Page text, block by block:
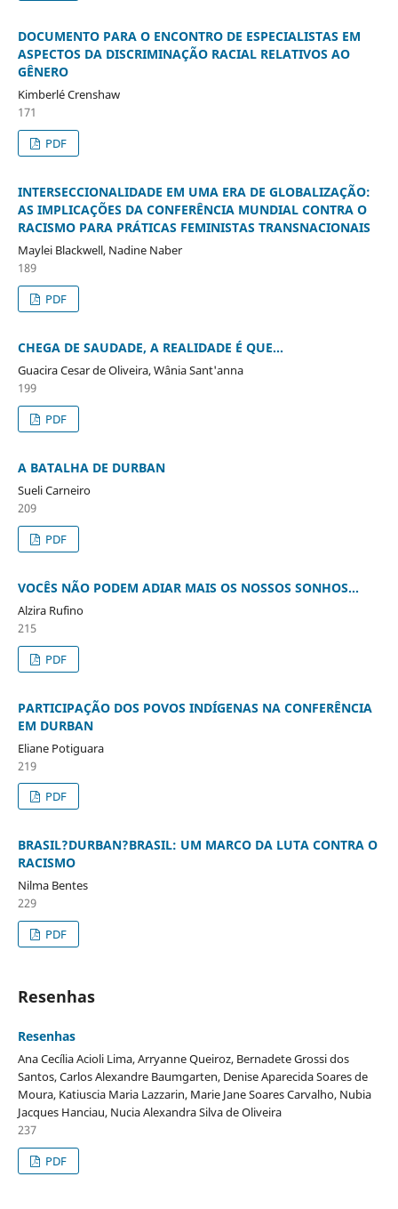
DOCUMENTO PARA O ENCONTRO DE ESPECIALISTAS EM
ASPECTOS DA DISCRIMINAÇÃO RACIAL RELATIVOS AO
GÊNERO
Kimberlé Crenshaw
171
PDF
INTERSECCIONALIDADE EM UMA ERA DE GLOBALIZAÇÃO:
AS IMPLICAÇÕES DA CONFERÊNCIA MUNDIAL CONTRA O
RACISMO PARA PRÁTICAS FEMINISTAS TRANSNACIONAIS
Maylei Blackwell, Nadine Naber
189
PDF
CHEGA DE SAUDADE, A REALIDADE É QUE...
Guacira Cesar de Oliveira, Wânia Sant'anna
199
PDF
A BATALHA DE DURBAN
Sueli Carneiro
209
PDF
VOCÊS NÃO PODEM ADIAR MAIS OS NOSSOS SONHOS...
Alzira Rufino
215
PDF
PARTICIPAÇÃO DOS POVOS INDÍGENAS NA CONFERÊNCIA
EM DURBAN
Eliane Potiguara
219
PDF
BRASIL?DURBAN?BRASIL: UM MARCO DA LUTA CONTRA O
RACISMO
Nilma Bentes
229
PDF
Resenhas
Resenhas
Ana Cecília Acioli Lima, Arryanne Queiroz, Bernadete Grossi dos
Santos, Carlos Alexandre Baumgarten, Denise Aparecida Soares de
Moura, Katiuscia Maria Lazzarin, Marie Jane Soares Carvalho, Nubia
Jacques Hanciau, Nucia Alexandra Silva de Oliveira
237
PDF